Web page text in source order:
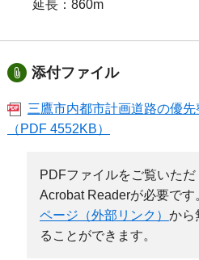
延長：860m
添付ファイル
三鷹市内都市計画道路の優
（PDF 4552KB）
PDFファイルをご覧いた
Acrobat Readerが必要です
ページ（外部リンク） から
ることができます。